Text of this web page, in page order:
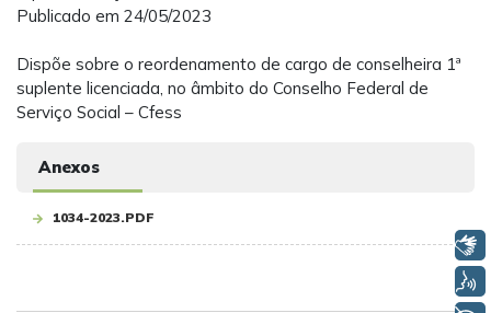
Publicado em 24/05/2023
Dispõe sobre o reordenamento de cargo de conselheira 1ª
suplente licenciada, no âmbito do Conselho Federal de
Serviço Social – Cfess
Anexos
1034-2023.PDF
Libras